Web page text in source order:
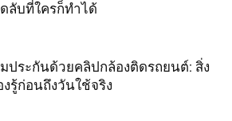
ลับที่ใครก็ทำได้
มประกันด้วยคลิปกล้องติดรถยนต์: สิ่ง
รู้ก่อนถึงวันใช้จริง